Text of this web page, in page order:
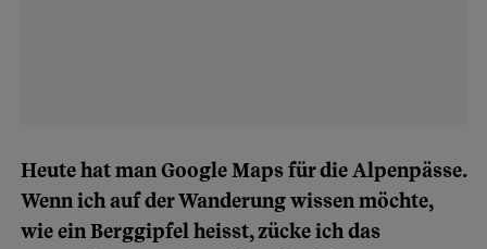
Heute hat man Google Maps für die Alpenpässe.
Wenn ich auf der Wanderung wissen möchte,
wie ein Berggipfel heisst, zücke ich das